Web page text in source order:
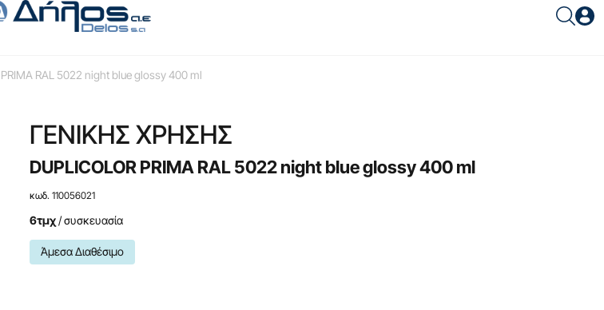
PRIMA RAL 5022 night blue glossy 400 ml
ΓENIKHΣ XPHΣHΣ
DUPLICOLOR PRIMA RAL 5022 night blue glossy 400 ml
κωδ. 110056021
6τμχ/ συσκευασία
Άμεσα Διαθέσιμο